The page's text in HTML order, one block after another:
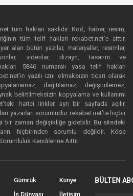
tüm hakları saklıdır. Kod, haber, resim,
tüm telif hakları rekabet.net’e aittir.
alan bütün yazılar, materyaller, resimler,
videolar, dizayn, tasarım ve
5846 numaralı yasa telif hakları
yazılı izni olmaksızın ticari olarak
dağıtılamaz, değiştirilemez,
belirtilmeksizin kopyalama ve kullanımı
harici linkler ayrı bir sayfada açılır.
yazarları sorumludur. rekabet.net’te hiçbir
bir zaman değişikliğe gidebilir. Bu sitedeki
hiçbirinden sorumlu değildir. Köşe
Sorumluluk Kendilerine Aittir.
Gümrük
İş Dünyası
Künye
İletişim
BÜLTEN